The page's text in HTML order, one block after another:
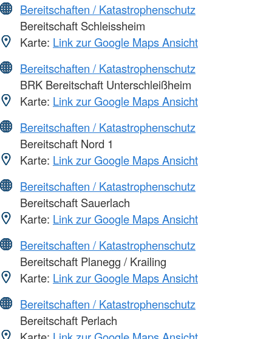
Bereitschaften / Katastrophenschutz
Bereitschaft Schleissheim
Karte: Link zur Google Maps Ansicht
Bereitschaften / Katastrophenschutz
BRK Bereitschaft Unterschleißheim
Karte: Link zur Google Maps Ansicht
Bereitschaften / Katastrophenschutz
Bereitschaft Nord 1
Karte: Link zur Google Maps Ansicht
Bereitschaften / Katastrophenschutz
Bereitschaft Sauerlach
Karte: Link zur Google Maps Ansicht
Bereitschaften / Katastrophenschutz
Bereitschaft Planegg / Krailing
Karte: Link zur Google Maps Ansicht
Bereitschaften / Katastrophenschutz
Bereitschaft Perlach